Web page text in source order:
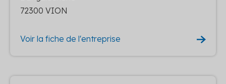
72300 VION
Voir la fiche de l'entreprise